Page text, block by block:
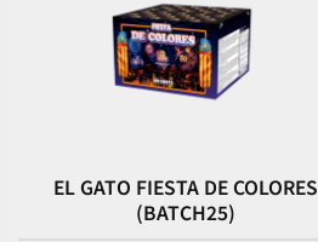
EL GATO FIESTA DE COLORES
(BATCH25)